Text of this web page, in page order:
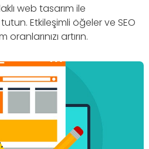
web tasarım ile
Etkileşimli öğeler ve SEO
artırın.